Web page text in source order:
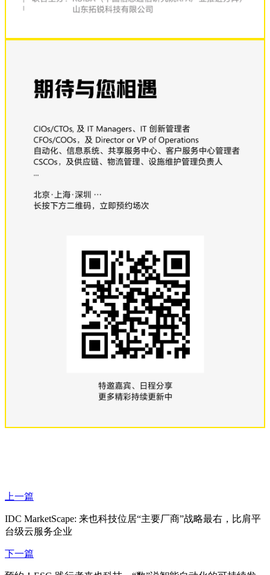
上一篇
IDC MarketScape: 来也科技位居“主要厂商”战略最右，比肩平
台级云服务企业
下一篇